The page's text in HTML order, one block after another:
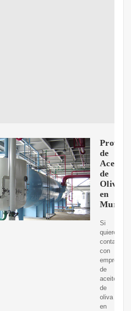
de
Aceite
de
Oliva
en
Murcia
Si
quieres
contactar
con
empresas
de
aceite
de
oliva
en